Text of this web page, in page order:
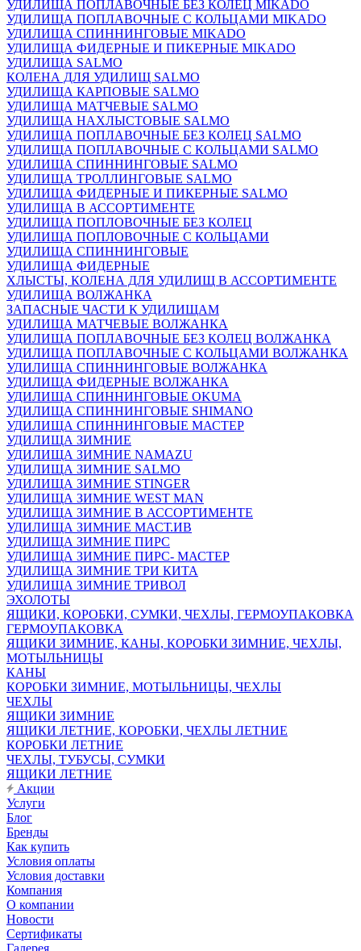
УДИЛИЩА ПОПЛАВОЧНЫЕ БЕЗ КОЛЕЦ MIKADO
УДИЛИЩА ПОПЛАВОЧНЫЕ С КОЛЬЦАМИ MIKADO
УДИЛИЩА СПИННИНГОВЫЕ MIKADO
УДИЛИЩА ФИДЕРНЫЕ И ПИКЕРНЫЕ MIKADO
УДИЛИЩА SALMO
КОЛЕНА ДЛЯ УДИЛИЩ SALMO
УДИЛИЩА КАРПОВЫЕ SALMO
УДИЛИЩА МАТЧЕВЫЕ SALMO
УДИЛИЩА НАХЛЫСТОВЫЕ SALMO
УДИЛИЩА ПОПЛАВОЧНЫЕ БЕЗ КОЛЕЦ SALMO
УДИЛИЩА ПОПЛАВОЧНЫЕ С КОЛЬЦАМИ SALMO
УДИЛИЩА СПИННИНГОВЫЕ SALMO
УДИЛИЩА ТРОЛЛИНГОВЫЕ SALMO
УДИЛИЩА ФИДЕРНЫЕ И ПИКЕРНЫЕ SALMO
УДИЛИЩА В АССОРТИМЕНТЕ
УДИЛИЩА ПОПЛОВОЧНЫЕ БЕЗ КОЛЕЦ
УДИЛИЩА ПОПЛОВОЧНЫЕ С КОЛЬЦАМИ
УДИЛИЩА СПИННИНГОВЫЕ
УДИЛИЩА ФИДЕРНЫЕ
ХЛЫСТЫ, КОЛЕНА ДЛЯ УДИЛИЩ В АССОРТИМЕНТЕ
УДИЛИЩА ВОЛЖАНКА
ЗАПАСНЫЕ ЧАСТИ К УДИЛИЩАМ
УДИЛИЩА МАТЧЕВЫЕ ВОЛЖАНКА
УДИЛИЩА ПОПЛАВОЧНЫЕ БЕЗ КОЛЕЦ ВОЛЖАНКА
УДИЛИЩА ПОПЛАВОЧНЫЕ С КОЛЬЦАМИ ВОЛЖАНКА
УДИЛИЩА СПИННИНГОВЫЕ ВОЛЖАНКА
УДИЛИЩА ФИДЕРНЫЕ ВОЛЖАНКА
УДИЛИЩА СПИННИНГОВЫЕ OKUMA
УДИЛИЩА СПИННИНГОВЫЕ SHIMANO
УДИЛИЩА СПИННИНГОВЫЕ МАСТЕР
УДИЛИЩА ЗИМНИЕ
УДИЛИЩА ЗИМНИЕ NAMAZU
УДИЛИЩА ЗИМНИЕ SALMO
УДИЛИЩА ЗИМНИЕ STINGER
УДИЛИЩА ЗИМНИЕ WEST MAN
УДИЛИЩА ЗИМНИЕ В АССОРТИМЕНТЕ
УДИЛИЩА ЗИМНИЕ МАСТ.ИВ
УДИЛИЩА ЗИМНИЕ ПИРС
УДИЛИЩА ЗИМНИЕ ПИРС- МАСТЕР
УДИЛИЩА ЗИМНИЕ ТРИ КИТА
УДИЛИЩА ЗИМНИЕ ТРИВОЛ
ЭХОЛОТЫ
ЯЩИКИ, КОРОБКИ, СУМКИ, ЧЕХЛЫ, ГЕРМОУПАКОВКА
ГЕРМОУПАКОВКА
ЯЩИКИ ЗИМНИЕ, КАНЫ, КОРОБКИ ЗИМНИЕ, ЧЕХЛЫ,
МОТЫЛЬНИЦЫ
КАНЫ
КОРОБКИ ЗИМНИЕ, МОТЫЛЬНИЦЫ, ЧЕХЛЫ
ЧЕХЛЫ
ЯЩИКИ ЗИМНИЕ
ЯЩИКИ ЛЕТНИЕ, КОРОБКИ, ЧЕХЛЫ ЛЕТНИЕ
КОРОБКИ ЛЕТНИЕ
ЧЕХЛЫ, ТУБУСЫ, СУМКИ
ЯЩИКИ ЛЕТНИЕ
Акции
Услуги
Блог
Бренды
Как купить
Условия оплаты
Условия доставки
Компания
О компании
Новости
Сертификаты
Галерея